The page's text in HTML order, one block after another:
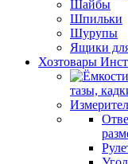
Шайбы
Шпильки
Шурупы
Ящики
Хозтовары
тазы,